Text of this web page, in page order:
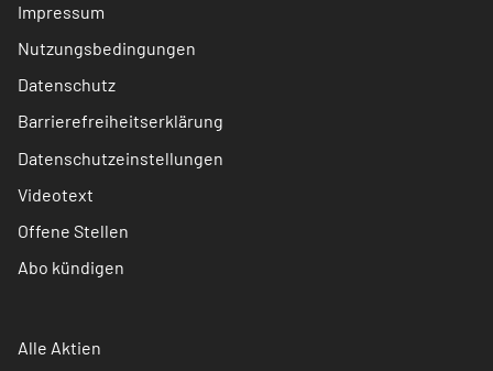
Impressum
Nutzungsbedingungen
Datenschutz
Barrierefreiheitserklärung
Datenschutzeinstellungen
Videotext
Offene Stellen
Abo kündigen
Alle Aktien